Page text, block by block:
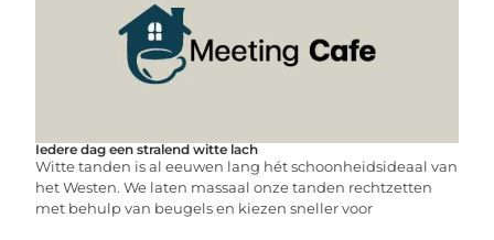
Iedere dag een stralend witte lach
Witte tanden is al eeuwen lang hét schoonheidsideaal van
het Westen. We laten massaal onze tanden rechtzetten
met behulp van beugels en kiezen sneller voor